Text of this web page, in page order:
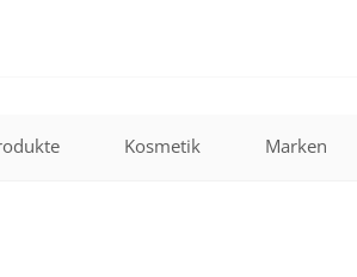
Kosmetik Marken